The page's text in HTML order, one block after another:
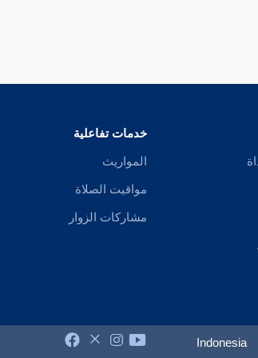
خدمات تفاعلية
المواريث
مواقيت الصلاة
مشاركات الزوار
Indonesia